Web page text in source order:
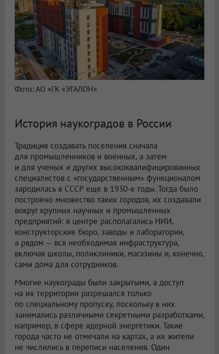
Фото: АО «ГК «ЭТАЛОН»
История наукоградов в России
Традиция создавать поселения сначала
для промышленников и военных, а затем
и для ученых и других высококвалифицированных
специалистов с «государственным» функционалом
зародилась в СССР еще в 1930-е годы. Тогда было
построено множество таких городов, их создавали
вокруг крупных научных и промышленных
предприятий: в центре располагались НИИ,
конструкторские бюро, заводы и лаборатории,
а рядом — вся необходимая инфраструктура,
включая школы, поликлиники, магазины и, конечно,
сами дома для сотрудников.
Многие наукограды были закрытыми, а доступ
на их территории разрешался только
по специальному пропуску, поскольку в них
занимались различными секретными разработками,
например, в сфере ядерной энергетики. Такие
города часто не отмечали на картах, а их жители
не числились в переписи населения. Один